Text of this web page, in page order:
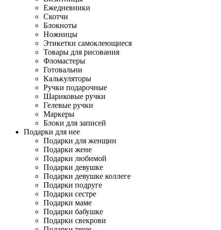
Ежедневники
Скотчи
Блокноты
Ножницы
Этикетки самоклеющиеся
Товары для рисования
Фломастеры
Готовальни
Калькуляторы
Ручки подарочные
Шариковые ручки
Гелевые ручки
Маркеры
Блоки для записей
Подарки для нее
Подарки для женщин
Подарки жене
Подарки любимой
Подарки девушке
Подарки девушке коллеге
Подарки подруге
Подарки сестре
Подарки маме
Подарки бабушке
Подарки свекрови